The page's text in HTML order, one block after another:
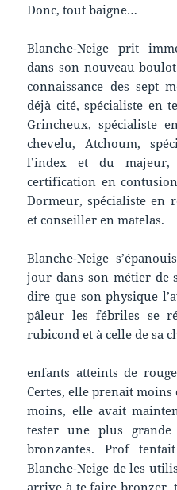
Donc, tout baigne…
Blanche-Neige prit
dans son nouveau
connaissance des sept
déjà cité, spécialiste en
Grincheux, spécialiste
chevelu, Atchoum,
l’index et du
certification en
Dormeur, spécialiste en
et conseiller en matelas.
Blanche-Neige
jour dans son métier de
dire que son physique
pâleur les fébriles se
rubicond et à celle de sa
enfants atteints de
Certes, elle prenait
moins, elle avait
tester une plus
bronzantes. Prof
Blanche-Neige de les